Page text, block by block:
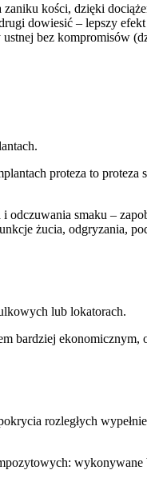
kości, dzięki
dowiesić – lepszy
bez kompromisów
proteza to proteza
odczuwania smaku –
żucia, odgryzania,
lub lokatorach.
bardziej ekonomicznym,
rozległych
wykonywane